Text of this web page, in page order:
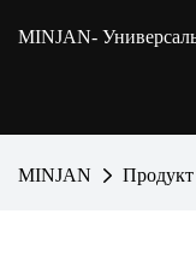
MINJAN-
MINJAN Продукт